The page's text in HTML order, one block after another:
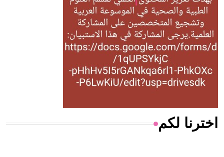
له الفضل بأنه حرر الطب من الدين والفلسفة.
- هل تعلم أن المرجان إفراز حيواني يتكون في البحر ويتركب
من مادة كربونات الكلسيوم، وهو أحمر أو شديد الحمرة وهو
أجود أنواعه، ويمتاز بكبر الحجم ويسمى الش
هل تعلم أن الأبسيد كلمة فرنسية اللفظ تم اعتمادها مصطلحاً
اخترنا لكم